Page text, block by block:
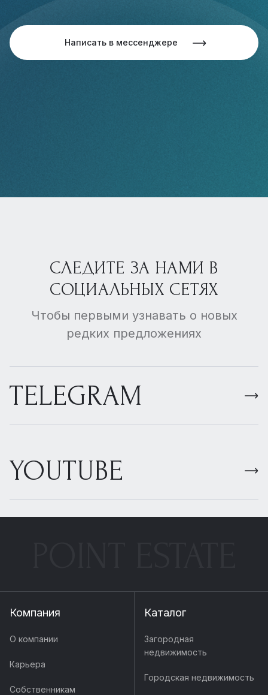
Написать в мессенджере
СЛЕДИТЕ ЗА НАМИ В
СОЦИАЛЬНЫХ СЕТЯХ
Чтобы первыми узнавать о новых
редких предложениях
TELEGRAM
YOUTUBE
Компания
О компании
Карьера
Собственникам
Каталог
Загородная
недвижимость
Городская недвижимость